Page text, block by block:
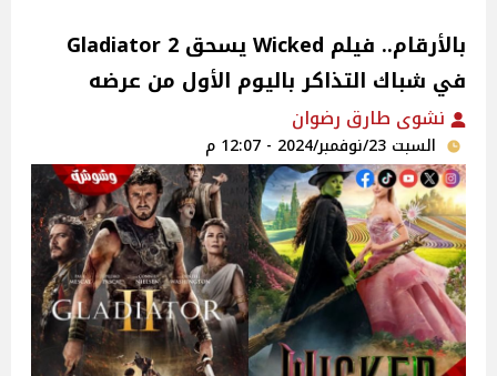
بالأرقام.. فيلم Wicked يسحق Gladiator 2
في شباك التذاكر باليوم الأول من عرضه
نشوى طارق رضوان
السبت 23/نوفمبر/2024 - 12:07 م